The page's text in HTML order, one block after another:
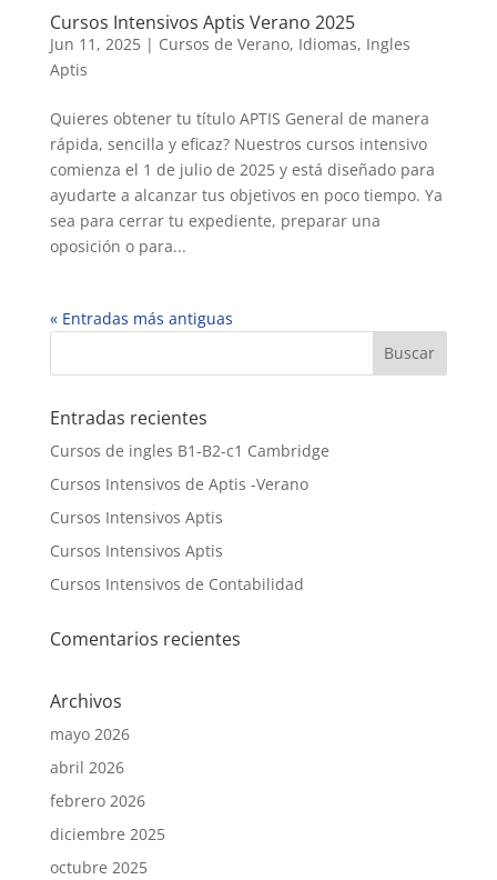
Cursos Intensivos Aptis Verano 2025
Jun 11, 2025| Cursos de Verano, Idiomas, Ingles
Aptis
Quieres obtener tu título APTIS General de manera
rápida, sencilla y eficaz? Nuestros cursos intensivo
comienza el 1 de julio de 2025 y está diseñado para
ayudarte a alcanzar tus objetivos en poco tiempo. Ya
sea para cerrar tu expediente, preparar una
oposición o para...
« Entradas más antiguas
Entradas recientes
Cursos de ingles B1-B2-c1 Cambridge
Cursos Intensivos de Aptis -Verano
Cursos Intensivos Aptis
Cursos Intensivos Aptis
Cursos Intensivos de Contabilidad
Comentarios recientes
Archivos
mayo 2026
abril 2026
febrero 2026
diciembre 2025
octubre 2025